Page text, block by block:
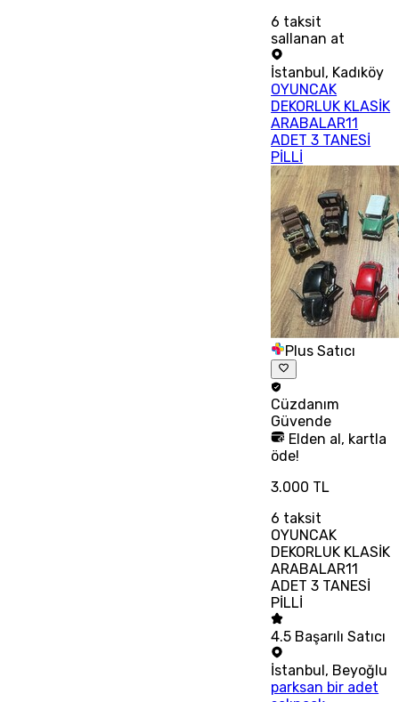
6 taksit
sallanan at
İstanbul, Kadıköy
OYUNCAK
DEKORLUK KLASİK
ARABALAR11
ADET 3 TANESİ
PİLLİ
Plus Satıcı
Cüzdanım
Güvende
Elden al, kartla
öde!
3.000 TL
6 taksit
OYUNCAK
DEKORLUK KLASİK
ARABALAR11
ADET 3 TANESİ
PİLLİ
4.5 Başarılı Satıcı
İstanbul , Beyoğlu
parksan bir adet